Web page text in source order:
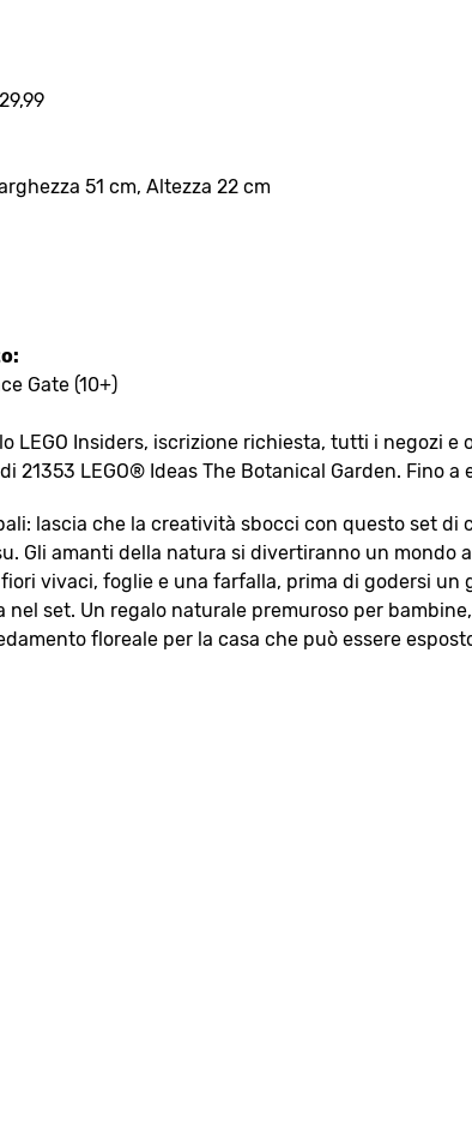
51 cm, Altezza 22 cm
Gate (10+)
LEGO Insiders, iscrizione richiesta, tutti i negozi e
21353 LEGO® Ideas The Botanical Garden. Fino a
lascia che la creatività sbocci con questo set di
Gli amanti della natura si divertiranno un mondo
vivaci, foglie e una farfalla, prima di godersi un
set. Un regalo naturale premuroso per
floreale per la casa che può essere